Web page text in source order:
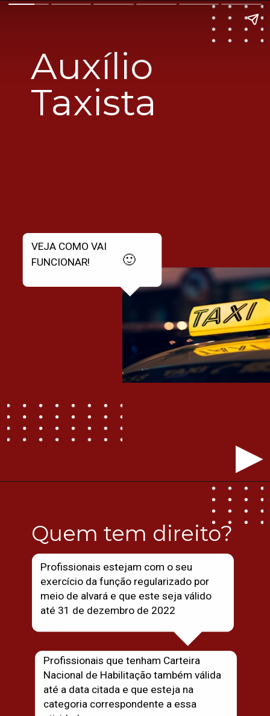
Auxílio
Taxista
VEJA COMO VAI
FUNCIONAR!
🙂
Quem tem direito?
Profissionais estejam com o seu
exercício da função regularizado por
meio de alvará e que este seja válido
até 31 de dezembro de 2022
Profissionais que tenham Carteira
Nacional de Habilitação também válida
até a data citada e que esteja na
categoria correspondente a essa